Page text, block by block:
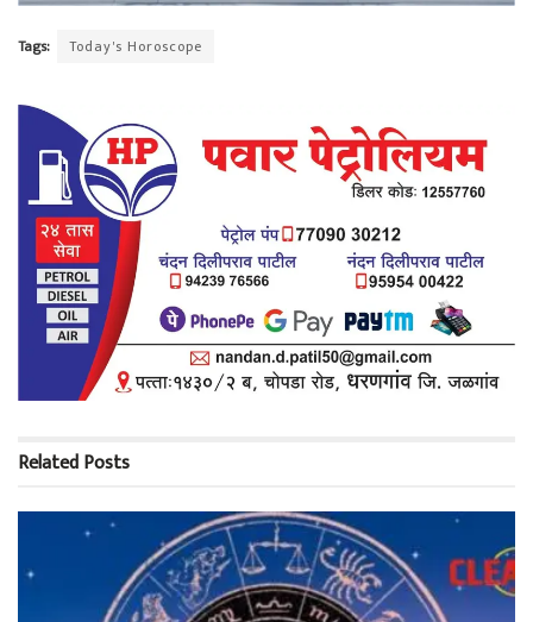
Tags: Today's Horoscope
RelatedPosts